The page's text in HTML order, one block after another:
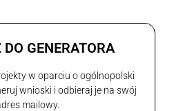
GENERATORA
w oparciu o ogólnopolski
wnioski i odbieraj je na swój
mailowy.